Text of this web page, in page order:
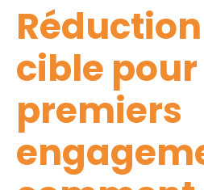
cible pour
premiers